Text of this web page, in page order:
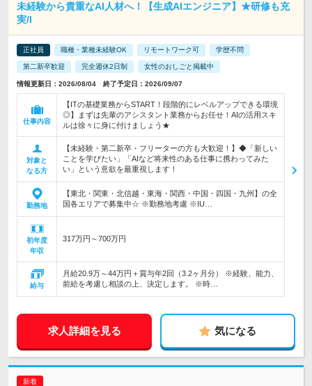
未経験から貴重なAI人材へ！【生成AIエンジニア】★研修も充
実/l
正社員 職種・業種未経験OK リモートワーク可 学歴不問
第二新卒歓迎 完全週休2日制 女性のおしごと掲載中
情報更新日：2026/08/04 終了予定日：2026/09/07
仕事内容
【ITの基礎業務からSTART！段階的にレベルアップできる環境
◎】まずは先輩のアシスタント業務からお任せ！AIの活用スキ
ルは徐々に身に付けましょう★
対象と
なる方
【未経験・第二新卒・フリーターの方も大歓迎！】◆「新しい
ことを学びたい」「AIなど将来性のある仕事に携わってみた
い」という意欲を最重視します！
勤務地
【東北・関東・北信越・東海・関西・中国・四国・九州】の全
国各エリアで募集中☆ ※勤務地考慮 ※IU…
初年度
年収
317万円～700万円
給与
月給20.9万～44万円＋賞与年2回（3.2ヶ月分） ※経験、能力、
前給を考慮し相談の上、決定します。 ※時…
求人詳細を見る 気になる